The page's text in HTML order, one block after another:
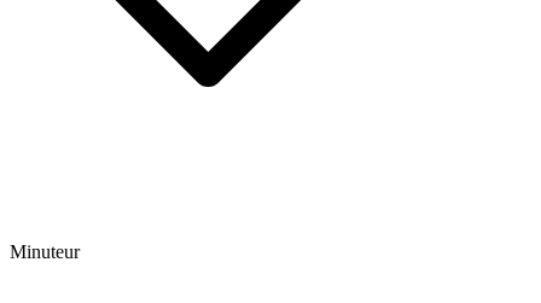
Minuteur